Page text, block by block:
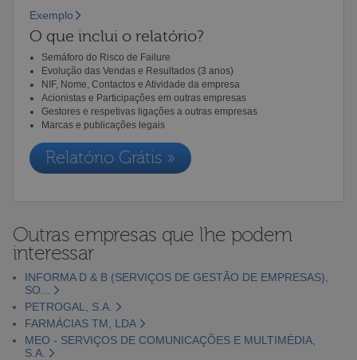
Exemplo
O que inclui o relatório?
Semáforo do Risco de Failure
Evolução das Vendas e Resultados (3 anos)
NIF, Nome, Contactos e Atividade da empresa
Acionistas e Participações em outras empresas
Gestores e respetivas ligações a outras empresas
Marcas e publicações legais
Relatório Grátis »
Outras empresas que lhe podem
interessar
INFORMA D & B (SERVIÇOS DE GESTÃO DE EMPRESAS),
SO...
PETROGAL, S.A.
FARMÁCIAS TM, LDA
MEO - SERVIÇOS DE COMUNICAÇÕES E MULTIMÉDIA,
S.A.